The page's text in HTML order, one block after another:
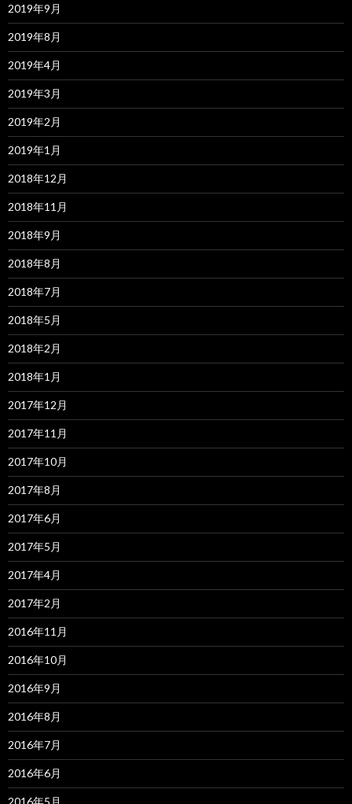
2019年9月
2019年8月
2019年4月
2019年3月
2019年2月
2019年1月
2018年12月
2018年11月
2018年9月
2018年8月
2018年7月
2018年5月
2018年2月
2018年1月
2017年12月
2017年11月
2017年10月
2017年8月
2017年6月
2017年5月
2017年4月
2017年2月
2016年11月
2016年10月
2016年9月
2016年8月
2016年7月
2016年6月
2016年5月